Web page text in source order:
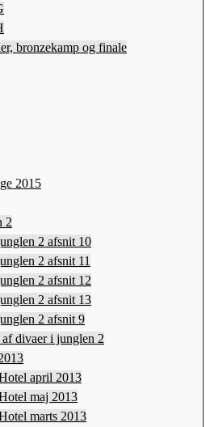
bronzekamp og finale
2015
2
2 afsnit 10
2 afsnit 11
2 afsnit 12
2 afsnit 13
2 afsnit 9
divaer i junglen 2
april 2013
maj 2013
marts 2013